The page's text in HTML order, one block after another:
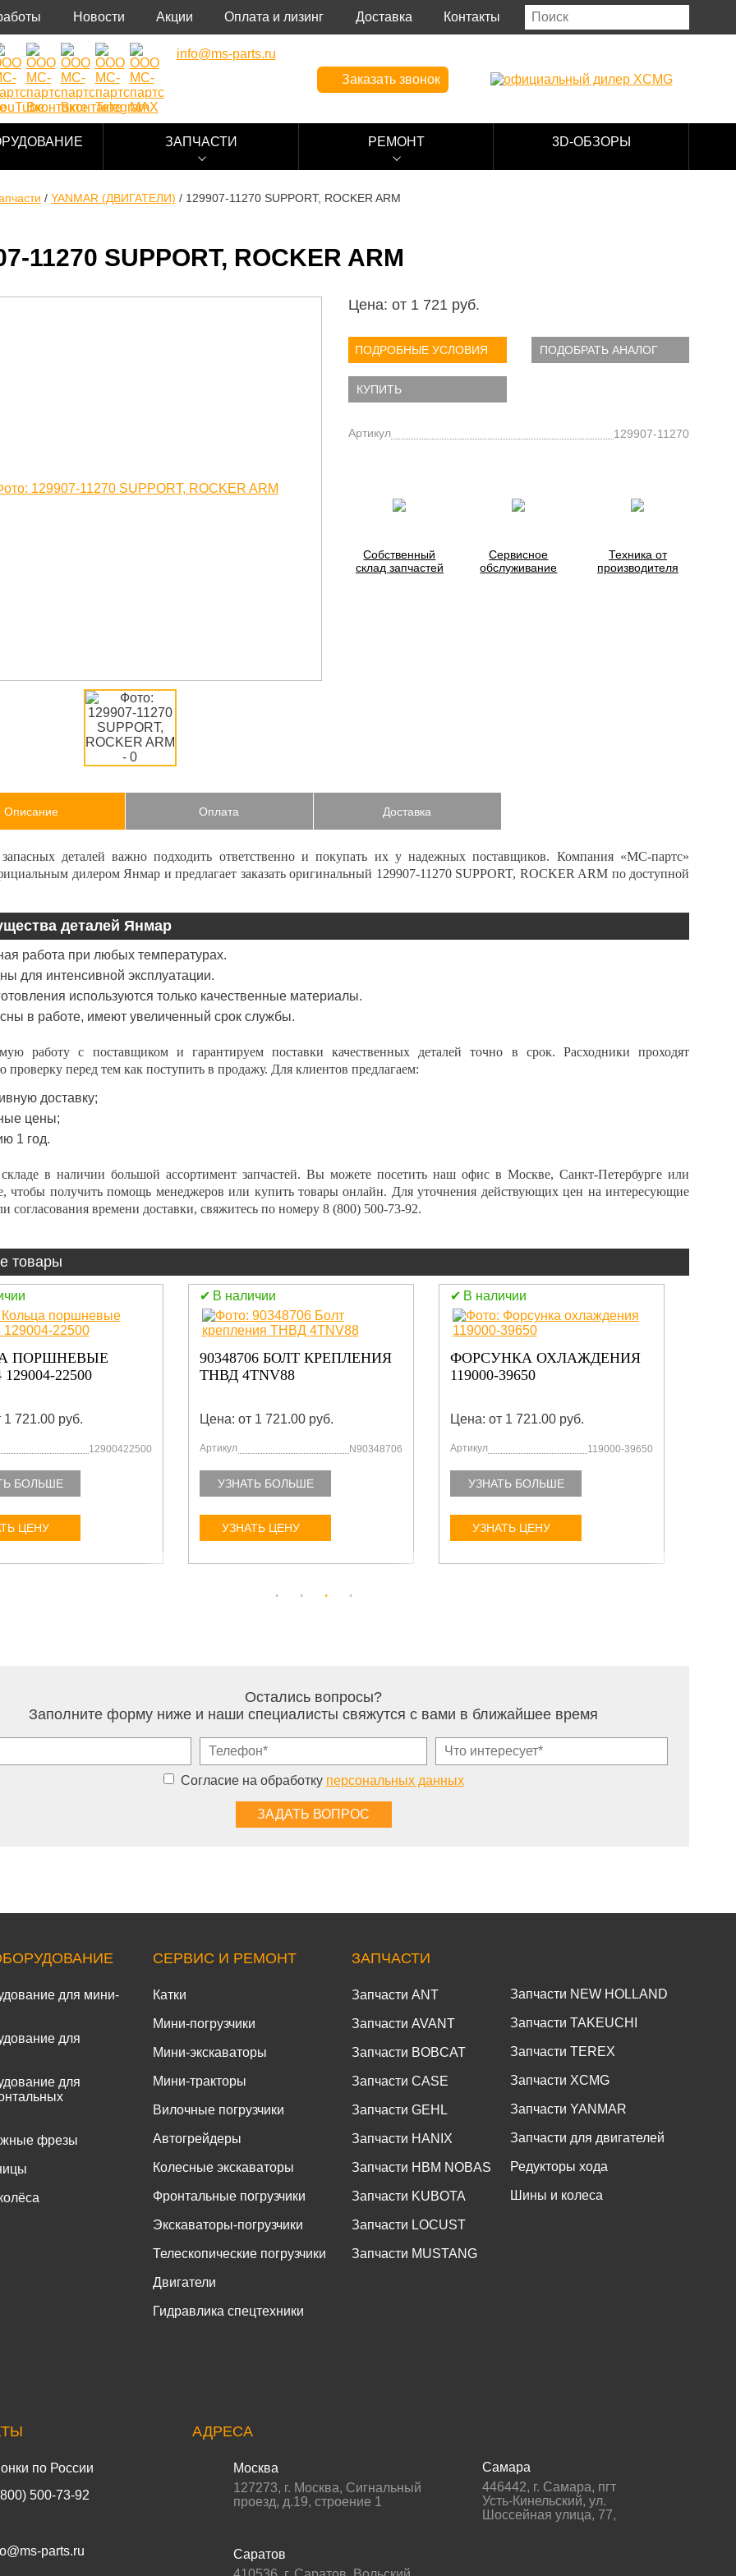
Новости Акции Оплата и лизинг Доставка Контакты
info@ms-parts.ru
Заказать звонок
ЗАПЧАСТИ РЕМОНТ 3D-ОБЗОРЫ
/ YANMAR (ДВИГАТЕЛИ) / 129907-11270 SUPPORT, ROCKER ARM
11270 SUPPORT, ROCKER ARM
Цена: от 1 721 руб.
ПОДРОБНЫЕ УСЛОВИЯ ПОДОБРАТЬ АНАЛОГ
КУПИТЬ
Артикул 129907-11270
Собственный
склад запчастей
Сервисное
обслуживание
Техника от
производителя
Описание Оплата Доставка
деталей важно подходить ответственно и покупать их у надежных поставщиков. Компания «МС-партс»
дилером Янмар и предлагает заказатьоригинальный 129907-11270 SUPPORT, ROCKER ARM по доступной
деталей Янмар
работа при любых температурах.
для интенсивной эксплуатации.
используются только качественные материалы.
в работе, имеют увеличенный срок службы.
работу с поставщиком и гарантируем поставки качественных деталей точно в срок. Расходники проходят
проверку перед тем как поступить в продажу. Для клиентов предлагаем:
доставку;
цены;
1 год.
в наличии большой ассортимент запчастей. Вы можете посетить наш офис в Москве, Санкт-Петербурге или
, чтобы получить помощь менеджеров или купитьтовары онлайн. Для уточнения действующих цен на интересующие
согласования времени доставки, свяжитесь по номеру 8 (800) 500-73-92.
товары
ПОРШНЕВЫЕ
22500
1 721.00 руб.
12900422500
БОЛЬШЕ
ЦЕНУ
В наличии
90348706 БОЛТ КРЕПЛЕНИЯ
ТНВД 4TNV88
Цена: от 1 721.00 руб.
Артикул N90348706
УЗНАТЬ БОЛЬШЕ
УЗНАТЬ ЦЕНУ
В наличии
ФОРСУНКА ОХЛАЖДЕНИЯ
119000-39650
Цена: от 1 721.00 руб.
Артикул 119000-39650
УЗНАТЬ БОЛЬШЕ
УЗНАТЬ ЦЕНУ
Остались вопросы?
Заполните форму ниже и наши специалисты свяжутся с вами в ближайшее время
Согласие на обработку персональных данных
для мини-
для
для
фрезы
СЕРВИС И РЕМОНТ
Катки
Мини-погрузчики
Мини-экскаваторы
Мини-тракторы
Вилочные погрузчики
Автогрейдеры
Колесные экскаваторы
Фронтальные погрузчики
Экскаваторы-погрузчики
Телескопические погрузчики
Двигатели
Гидравлика спецтехники
ЗАПЧАСТИ
Запчасти ANT
Запчасти AVANT
Запчасти BOBCAT
Запчасти CASE
Запчасти GEHL
Запчасти HANIX
Запчасти HBM NOBAS
Запчасти KUBOTA
Запчасти LOCUST
Запчасти MUSTANG
Запчасти NEW HOLLAND
Запчасти TAKEUCHI
Запчасти TEREX
Запчасти XCMG
Запчасти YANMAR
Запчасти для двигателей
Редукторы хода
Шины и колеса
по России
500-73-92
parts.ru
АДРЕСА
Москва
127273, г. Москва, Сигнальный
проезд, д.19, строение 1
Саратов
Самара
446442, г. Самара, пгт
Усть-Кинельский, ул.
Шоссейная улица, 77,